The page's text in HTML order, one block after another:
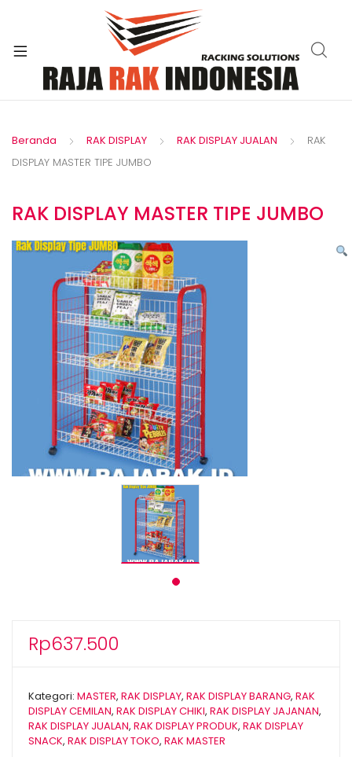
Beranda RAK DISPLAY RAK DISPLAY JUALAN
RAK
DISPLAY MASTER TIPE JUMBO
RAK DISPLAY MASTER TIPE JUMBO
Rp637.500
Kategori: MASTER, RAK DISPLAY, RAK DISPLAY BARANG, RAK
DISPLAY CEMILAN, RAK DISPLAY CHIKI, RAK DISPLAY JAJANAN,
RAK DISPLAY JUALAN, RAK DISPLAY PRODUK, RAK DISPLAY
SNACK, RAK DISPLAY TOKO, RAK MASTER